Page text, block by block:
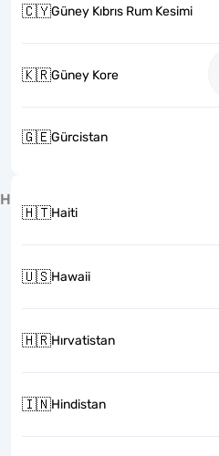
🇨🇾Güney Kıbrıs Rum Kesimi
🇰🇷Güney Kore
🇬🇪Gürcistan
H
🇭🇹Haiti
🇺🇸Hawaii
🇭🇷Hırvatistan
🇮🇳Hindistan